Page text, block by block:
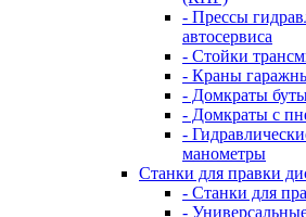
- Прессы
автосервиса
- Стойки
- Краны
- Домкраты
- Домкраты с
-
манометры
Станки для правки
- Станки для
-